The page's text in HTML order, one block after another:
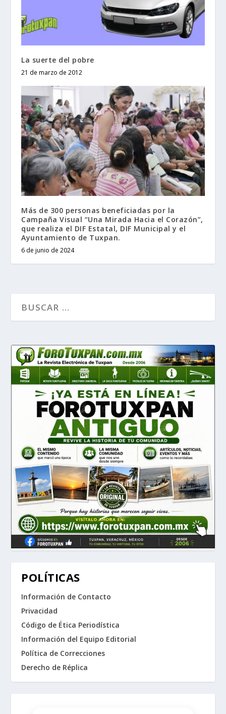
La suerte del pobre
21 de marzo de 2012
Más de 300 personas beneficiadas por la
Campaña Visual “Una Mirada Hacia el Corazón”,
que realiza el DIF Estatal, DIF Municipal y el
Ayuntamiento de Tuxpan.
6 de junio de 2024
POLÍTICAS
Información de Contacto
Privacidad
Código de Ética Periodística
Información del Equipo Editorial
Política de Correcciones
Derecho de Réplica